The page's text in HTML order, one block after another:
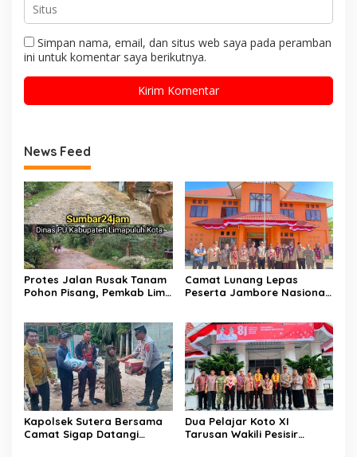
Simpan nama, email, dan situs web saya pada peramban
ini untuk komentar saya berikutnya.
News Feed
Protes Jalan Rusak Tanam
Pohon Pisang, Pemkab Lima
Direalisasikan
Camat Lunang Lepas
Peserta Jambore Nasional
Kapolsek Sutera Bersama
Camat Sigap Datangi
Dua Pelajar Koto XI
Tarusan Wakili Pesisir